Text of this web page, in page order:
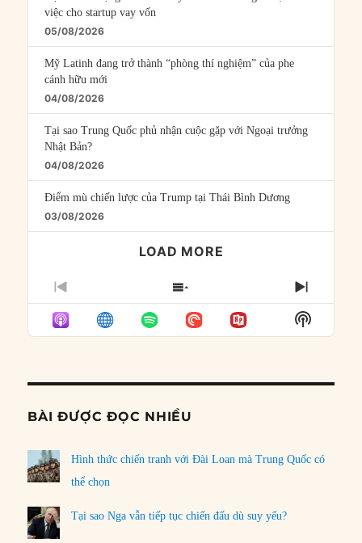
việc cho startup vay vốn
05/08/2026
Mỹ Latinh đang trở thành “phòng thí nghiệm” của phe
cánh hữu mới
04/08/2026
Tại sao Trung Quốc phủ nhận cuộc gặp với Ngoại trưởng
Nhật Bản?
04/08/2026
Điểm mù chiến lược của Trump tại Thái Bình Dương
03/08/2026
LOAD MORE
PREVIOUS
EPISODE
SHOW
EPISODES
LIST
NEXT
Show
Podcast
BÀI ĐƯỢC ĐỌC NHIỀU
Hình thức chiến tranh với Đài Loan mà Trung Quốc có
thể chọn
Tại sao Nga vẫn tiếp tục chiến đấu dù suy yếu?